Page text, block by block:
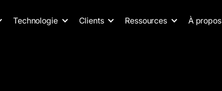
Technologie Clients Ressources À propos